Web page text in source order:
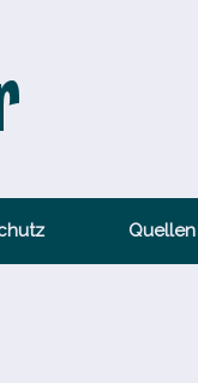
Quellen